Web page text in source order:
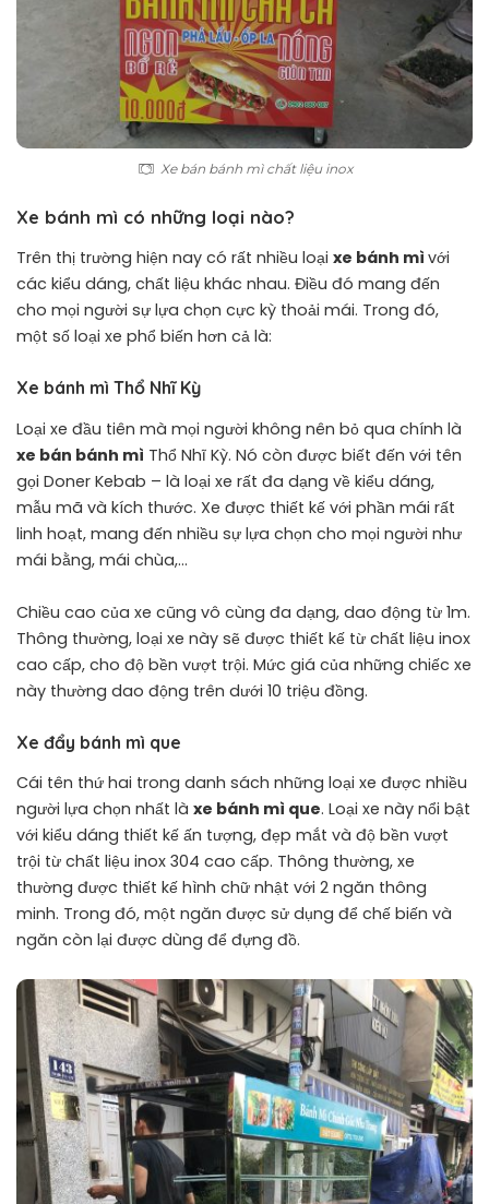
Xe bán bánh mì chất liệu inox
Xe bánh mì có những loại nào?
Trên thị trường hiện nay có rất nhiều loại xe bánh mì với
các kiểu dáng, chất liệu khác nhau. Điều đó mang đến
cho mọi người sự lựa chọn cực kỳ thoải mái. Trong đó,
một số loại xe phổ biến hơn cả là:
Xe bánh mì Thổ Nhĩ Kỳ
Loại xe đầu tiên mà mọi người không nên bỏ qua chính là
xe bán bánh mì Thổ Nhĩ Kỳ. Nó còn được biết đến với tên
gọi Doner Kebab – là loại xe rất đa dạng về kiểu dáng,
mẫu mã và kích thước. Xe được thiết kế với phần mái rất
linh hoạt, mang đến nhiều sự lựa chọn cho mọi người như
mái bằng, mái chùa,…
Chiều cao của xe cũng vô cùng đa dạng, dao động từ 1m.
Thông thường, loại xe này sẽ được thiết kế từ chất liệu inox
cao cấp, cho độ bền vượt trội. Mức giá của những chiếc xe
này thường dao động trên dưới 10 triệu đồng.
Xe đẩy bánh mì que
Cái tên thứ hai trong danh sách những loại xe được nhiều
người lựa chọn nhất là xe bánh mì que. Loại xe này nổi bật
với kiểu dáng thiết kế ấn tượng, đẹp mắt và độ bền vượt
trội từ chất liệu inox 304 cao cấp. Thông thường, xe
thường được thiết kế hình chữ nhật với 2 ngăn thông
minh. Trong đó, một ngăn được sử dụng để chế biến và
ngăn còn lại được dùng để đựng đồ.